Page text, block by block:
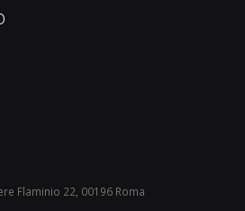
Flaminio 22, 00196 Roma